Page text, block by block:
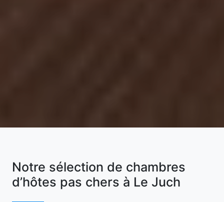
Notre sélection de chambres
d’hôtes pas chers à Le Juch